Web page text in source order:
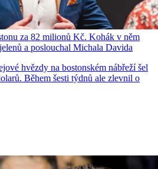
za 82 milionů Kč. Kohák v něm
a poslouchal Michala Davida
hvězdy na bostonském nábřeží šel
Během šesti týdnů ale zlevnil o